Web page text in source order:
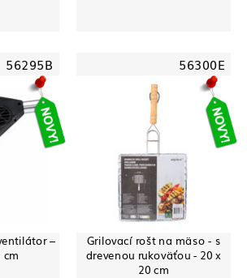
56295B
–
cm
56300E
Grilovací rošt na mäso - s
drevenou rukoväťou - 20 x
20 cm